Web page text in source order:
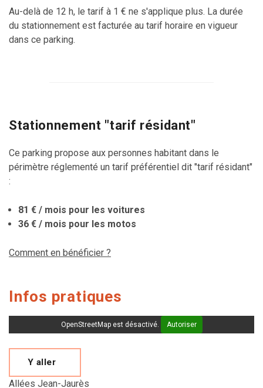
Au-delà de 12 h, le tarif à 1 € ne s'applique plus. La durée
du stationnement est facturée au tarif horaire en vigueur
dans ce parking.
Stationnement "tarif résidant"
Ce parking propose aux personnes habitant dans le
périmètre réglementé un tarif préférentiel dit "tarif résidant"
:
81 € / mois pour les voitures
36 € / mois pour les motos
Comment en bénéficier ?
Infos pratiques
OpenStreetMap est désactivé. Autoriser
Y aller
Allées Jean-Jaurès